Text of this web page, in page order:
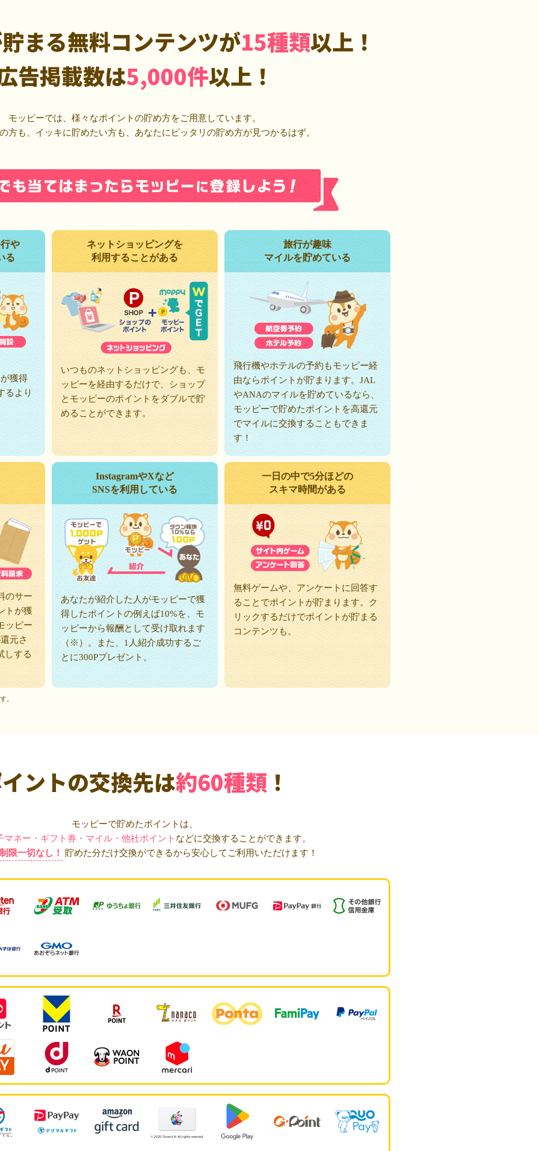
まる無料コンテンツが15種類以上！
告掲載数は5,000件以上！
モッピーでは、様々なポイントの貯め方をご用意しています。
方も、イッキに貯めたい方も、あなたにピッタリの貯め方が見つかるはず。
や
る
獲得
るより
ネットショッピングを
利用することがある
いつものネットショッピングも、モ
ッピーを経由するだけで、ショップ
とモッピーのポイントをダブルで貯
めることができます。
旅行が趣味
マイルを貯めている
飛行機やホテルの予約もモッピー経
由ならポイントが貯まります。JAL
やANAのマイルを貯めているなら、
モッピーで貯めたポイントを高還元
でマイルに交換することもできま
す！
のサー
トが獲
ッピー
元さ
しする
InstagramやXなど
SNSを利用している
あなたが紹介した人がモッピーで獲
得したポイントの例えば10%を、モ
ッピーから報酬として受け取れます
（※）。また、1人紹介成功するご
とに300Pプレゼント。
一日の中で5分ほどの
スキマ時間がある
無料ゲームや、アンケートに回答す
ることでポイントが貯まります。ク
リックするだけでポイントが貯まる
コンテンツも。
。
ントの交換先は約60種類 ！
モッピーで貯めたポイントは、
マネー・ギフト券・マイル・他社ポイント などに交換することができます。
限一切なし！
貯めた分だけ交換ができるから安心してご利用いただけます！